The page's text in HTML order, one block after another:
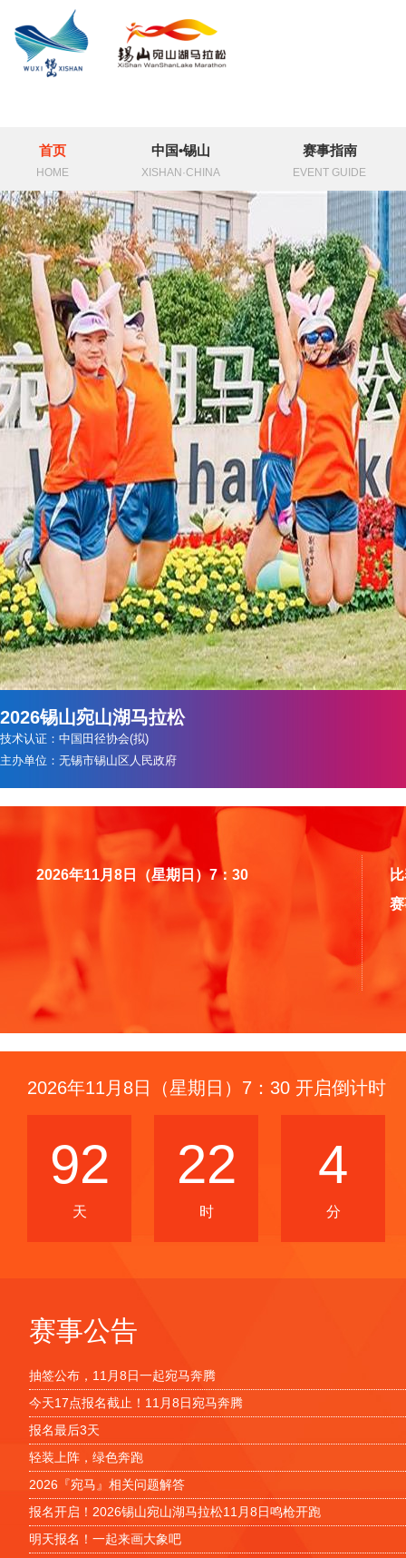
首页
HOME
中国•锡山
XISHAN·CHINA
赛事指南
EVENT GUIDE
2026锡山宛山湖马拉松
技术认证：中国田径协会(拟)
主办单位：无锡市锡山区人民政府
2026年11月8日（星期日）7：30
2026年11月8日（星期日）7：30 开启倒计时
92
天
22
时
4
分
赛事公告
抽签公布，11月8日一起宛马奔腾
今天17点报名截止！11月8日宛马奔腾
报名最后3天
轻装上阵，绿色奔跑
2026『宛马』相关问题解答
报名开启！2026锡山宛山湖马拉松11月8日鸣枪开跑
明天报名！一起来画大象吧